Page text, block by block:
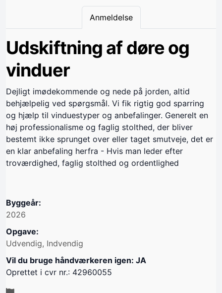
Anmeldelse
Udskiftning af døre og
vinduer
Dejligt imødekommende og nede på jorden, altid
behjælpelig ved spørgsmål. Vi fik rigtig god sparring
og hjælp til vinduestyper og anbefalinger. Generelt en
høj professionalisme og faglig stolthed, der bliver
bestemt ikke sprunget over eller taget smutveje, det er
en klar anbefaling herfra - Hvis man leder efter
troværdighed, faglig stolthed og ordentlighed
Byggeår:
2026
Opgave:
Udvendig, Indvendig
Vil du bruge håndværkeren igen: JA
Oprettet i cvr nr.: 42960055